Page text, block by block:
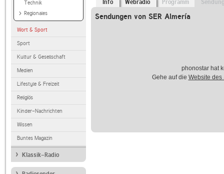
Technik
Regionales
Wort & Sport
Sport
Kultur & Gesellschaft
Medien
Lifestyle & Freizeit
Religiös
Kinder-Nachrichten
Wissen
Buntes Magazin
Klassik-Radio
Info Webradio Programm
Sendungen von SER Almería
phonostar hat
Gehe auf die Website des